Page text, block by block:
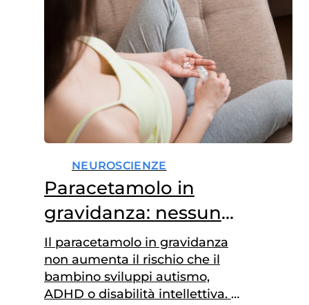
NEUROSCIENZE
Paracetamolo in
gravidanza: nessun
legame con autismo e
ADHD
Il paracetamolo in gravidanza
non aumenta il rischio che il
bambino sviluppi autismo,
ADHD o disabilità intellettiva. A